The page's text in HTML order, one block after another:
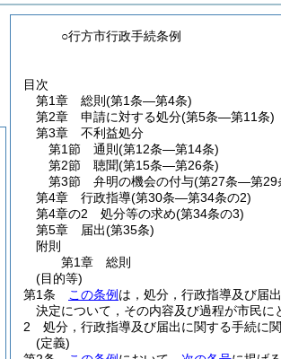
○行方市行政手続条例
目次
第1章
総則 (第1条―第4条)
第2章
申請に対する処分(第5条―第11条)
第3章
不利益処分
第1節
通則 (第12条―第14条)
第2節
聴聞(第15条―第26条)
第3節
弁明の機会の付与(第27条―第29
第4章
行政指導(第30条―第34条の2)
第4章の2
処分等の求め(第34条の3)
第5章
届出(第35条)
附則
第1章
総則
(目的等)
第1条
この条例 は，処分，行政指導及び届
決定について，その内容及び過程が市民
2
処分，行政指導及び届出に関する手続に
(定義)